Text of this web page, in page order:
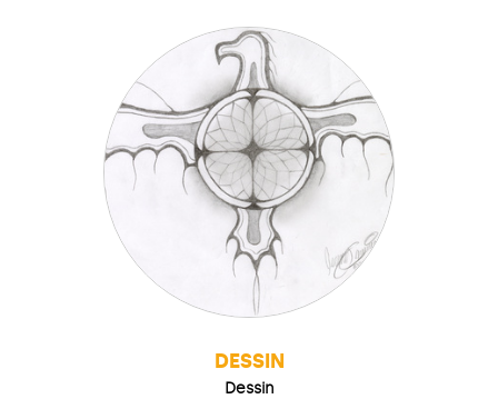
DESSIN
Dessin